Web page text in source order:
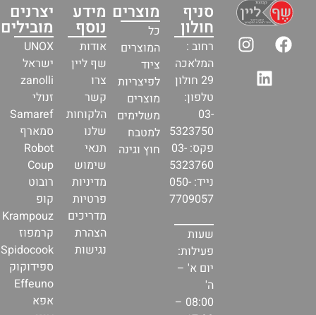
סניף
חולון
רחוב :
המלאכה
29 חולון
טלפון:
03-
5323750
פקס: 03-
5323760
נייד: 050-
7709057
שעות
פעילות:
יום א' –
ה'
08:00 –
מוצרים
כל
המוצרים
ציוד
לפיצריות
מוצרים
משלימים
למטבח
חוץ וגינה
מידע
נוסף
אודות
שף ליין
צרו
קשר
הלקוחות
שלנו
תנאי
שימוש
מדיניות
פרטיות
מדריכים
הצהרת
נגישות
יצרנים
מובילים
UNOX
ישראל
zanolli
זנולי
Samaref
סמארף
Robot
Coup
רובוט
קופ
Krampouz
קרמפוז
Spidocook
ספידוקוק
Effeuno
אפא